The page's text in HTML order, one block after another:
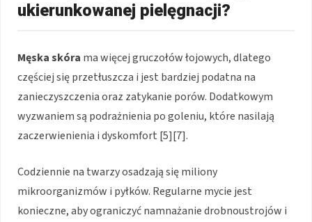
ukierunkowanej pielęgnacji?
Męska skóra ma więcej gruczołów łojowych, dlatego
częściej się przetłuszcza i jest bardziej podatna na
zanieczyszczenia oraz zatykanie porów. Dodatkowym
wyzwaniem są podrażnienia po goleniu, które nasilają
zaczerwienienia i dyskomfort [5][7].
Codziennie na twarzy osadzają się miliony
mikroorganizmów i pyłków. Regularne mycie jest
konieczne, aby ograniczyć namnażanie drobnoustrojów i